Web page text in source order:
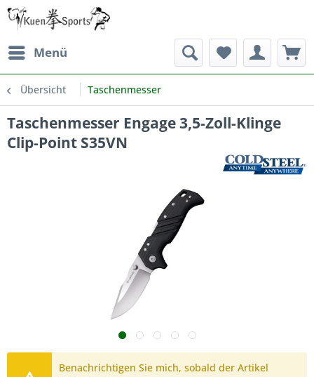
Menü
Übersicht Taschenmesser
Taschenmesser Engage 3,5-Zoll-Klinge
Clip-Point S35VN
Benachrichtigen Sie mich, sobald der Artikel